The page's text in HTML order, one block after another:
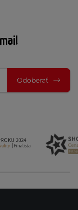
Odoberať